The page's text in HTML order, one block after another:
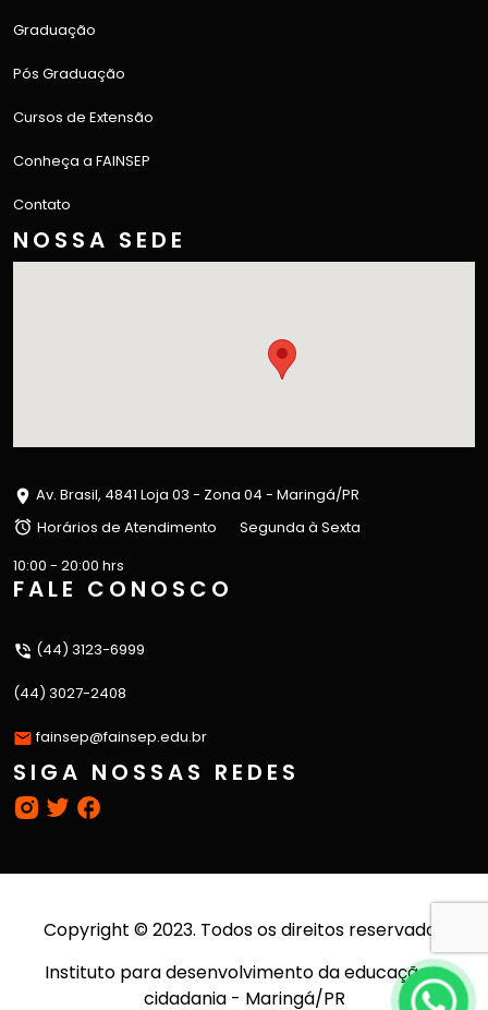
Graduação
Pós Graduação
Cursos de Extensão
Conheça a FAINSEP
Contato
NOSSA SEDE
Av. Brasil, 4841 Loja 03 - Zona 04 - Maringá/PR
Horários de Atendimento
Segunda à Sexta
10:00 - 20:00 hrs
FALE CONOSCO
(44) 3123-6999
(44) 3027-2408
fainsep@fainsep.edu.br
SIGA NOSSAS REDES
Copyright © 2023. Todos os direitos reservados
Instituto para desenvolvimento da educação e
cidadania - Maringá/PR